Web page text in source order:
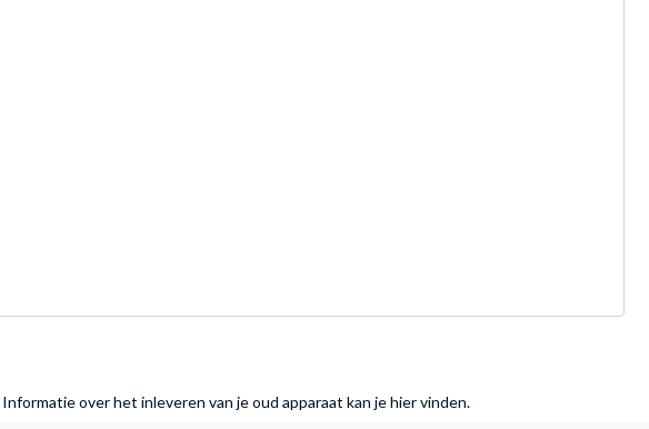
Informatie over het inleveren van je oud apparaat kan je hier vinden.